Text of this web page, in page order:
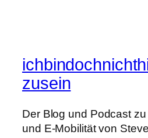
zusein
Der Blog und Podcast
und E-Mobilität von